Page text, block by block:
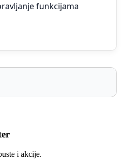
funkcijama
i akcije.